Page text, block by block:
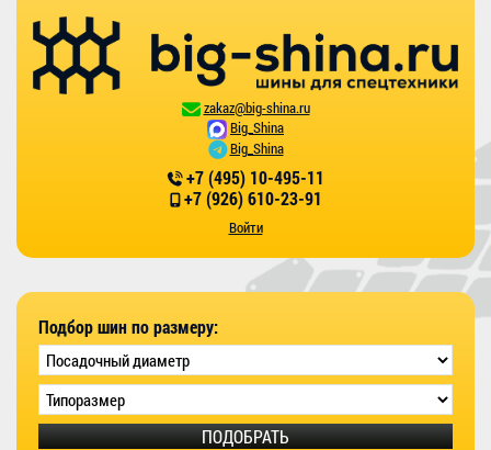
zakaz@big-shina.ru
Big_Shina
Big_Shina
+7 (495) 10-495-11
+7 (926) 610-23-91
Войти
Подбор шин по размеру:
ПОДОБРАТЬ